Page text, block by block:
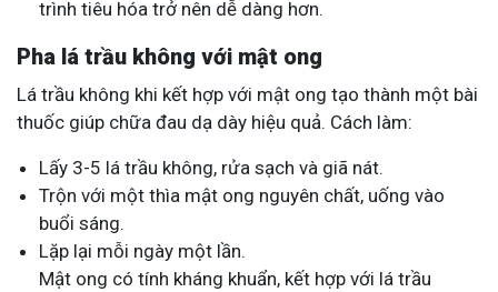
trình tiêu hóa trở nên dễ dàng hơn.
Pha lá trầu không với mật ong
Lá trầu không khi kết hợp với mật ong tạo thành một bài
thuốc giúp chữa đau dạ dày hiệu quả. Cách làm:
Lấy 3-5 lá trầu không, rửa sạch và giã nát.
Trộn với một thìa mật ong nguyên chất, uống vào
buổi sáng.
Lặp lại mỗi ngày một lần.
Mật ong có tính kháng khuẩn, kết hợp với lá trầu